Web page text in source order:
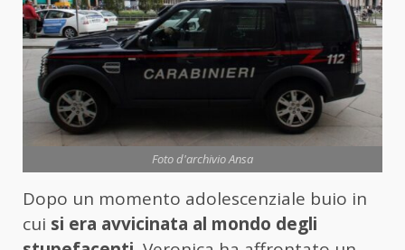
Foto d'archivio Ansa
Dopo un momento adolescenziale buio in
cui si era avvicinata al mondo degli